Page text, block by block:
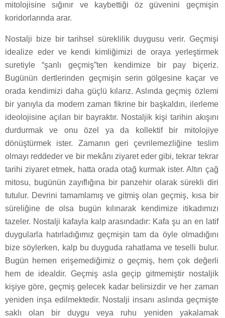
mitolojisine sığınır ve kaybettiği öz güvenini geçmişin
koridorlarında arar.
Nostalji bize bir tarihsel süreklilik duygusu verir. Geçmişi
idealize eder ve kendi kimliğimizi de oraya yerleştirmek
suretiyle “şanlı geçmiş”ten kendimize bir pay biçeriz.
Bugünün dertlerinden geçmişin serin gölgesine kaçar ve
orada kendimizi daha güçlü kılarız. Aslında geçmiş özlemi
bir yanıyla da modern zaman fikrine bir başkaldırı, ilerleme
ideolojisine açılan bir bayraktır. Nostaljik kişi tarihin akışını
durdurmak ve onu özel ya da kollektif bir mitolojiye
dönüştürmek ister. Zamanın geri çevrilemezliğine teslim
olmayı reddeder ve bir mekânı ziyaret eder gibi, tekrar tekrar
tarihi ziyaret etmek, hatta orada otağ kurmak ister. Altın çağ
mitosu, bugünün zayıflığına bir panzehir olarak sürekli diri
tutulur. Devrini tamamlamış ve gitmiş olan geçmiş, kısa bir
süreliğine de olsa bugün kılınarak kendimize itikadımızı
tazeler. Nostalji kafayla kalp arasındadır: Kafa şu an en latif
duygularla hatırladığımız geçmişin tam da öyle olmadığını
bize söylerken, kalp bu duyguda rahatlama ve teselli bulur.
Bugün hemen erişemediğimiz o geçmiş, hem çok değerli
hem de idealdir. Geçmiş asla geçip gitmemiştir nostaljik
kişiye göre, geçmiş gelecek kadar belirsizdir ve her zaman
yeniden inşa edilmektedir. Nostalji insanı aslında geçmişte
saklı olan bir duygu veya ruhu yeniden yakalamak